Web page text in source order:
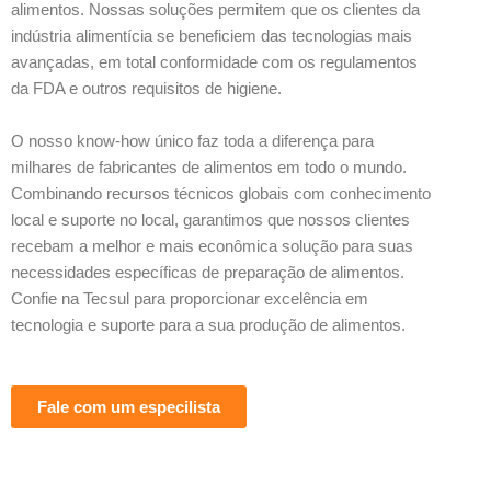
alimentos. Nossas soluções permitem que os clientes da
indústria alimentícia se beneficiem das tecnologias mais
avançadas, em total conformidade com os regulamentos
da FDA e outros requisitos de higiene.
O nosso know-how único faz toda a diferença para
milhares de fabricantes de alimentos em todo o mundo.
Combinando recursos técnicos globais com conhecimento
local e suporte no local, garantimos que nossos clientes
recebam a melhor e mais econômica solução para suas
necessidades específicas de preparação de alimentos.
Confie na Tecsul para proporcionar excelência em
tecnologia e suporte para a sua produção de alimentos.
Fale com um especilista